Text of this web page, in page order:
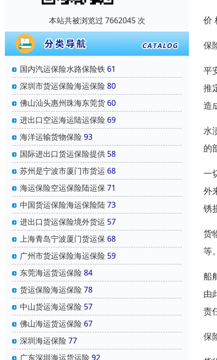
本站共被浏览过 7662045 次
国内汽运保险水路保险铁 61
深圳市货运保险海运保险 80
佛山汕头惠州珠海东莞货 60
进出口空运海运陆运保险 69
海洋运输货物保险 93
国际进出口货运保险提供 58
苏州是宁波市厦门市货运 68
海运保险空运保险陆运保 71
中国货运保险海运保险陆73
进出口货运保险境外货运 57
上海青岛宁波厦门货运保 68
广州市货运保险海运保险 59
东莞海运货运保险 84
货运保险海运保险 78
中山货运海运保险 57
佛山海运货运保险 67
深圳海运保险 77
广东深圳海运货运险 92
价
保
平
推
造
水
的
一
外
锈
货
等
船
由
责
保